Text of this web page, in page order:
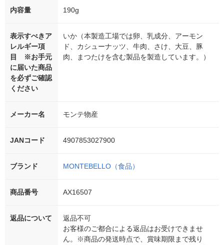
内容量 190g
表示すべきア
レルギー項
目 ※お手元
に届いた商品
を必ずご確認
ください
いか（本製造工場では卵、乳成分、アーモン
ド、カシューナッツ、牛肉、さけ、大豆、豚
肉、まつたけを含む製品を製造しています。）
メーカー名 モンテ物産
JANコード 4907853027900
ブランド MONTEBELLO（食品）
商品番号 AX16507
返品について
返品不可
お客様のご都合による返品はお受けできませ
ん。※商品の発送時点で、賞味期限まで残り